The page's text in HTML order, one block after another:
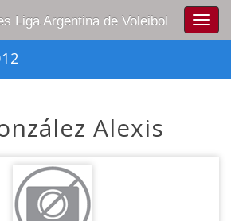
Liga Argentina de Voleibol
Alexis